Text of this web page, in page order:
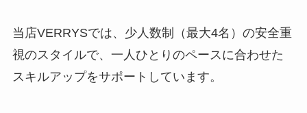
当店VERRYSでは、少人数制（最大4名）の安全重
視のスタイルで、一人ひとりのペースに合わせた
スキルアップをサポートしています。